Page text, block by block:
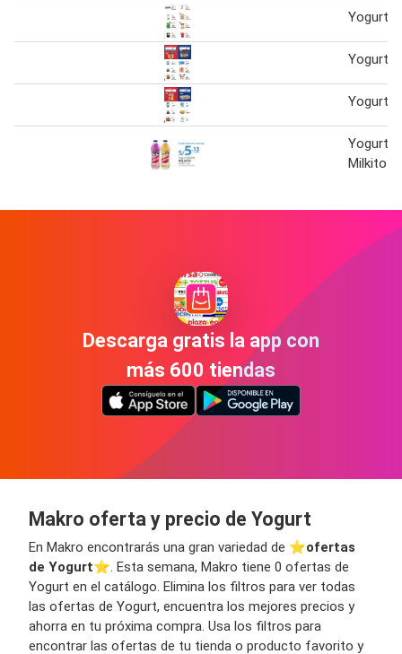
Yogurt
Yogurt
Yogurt
Yogurt
Milkito
Descarga gratis la app con
más 600 tiendas
Makro oferta y precio de Yogurt
En Makro encontrarás una gran variedad de ⭐️ofertas
de Yogurt⭐️. Esta semana, Makro tiene 0 ofertas de
Yogurt en el catálogo. Elimina los filtros para ver todas
las ofertas de Yogurt, encuentra los mejores precios y
ahorra en tu próxima compra. Usa los filtros para
encontrar las ofertas de tu tienda o producto favorito y